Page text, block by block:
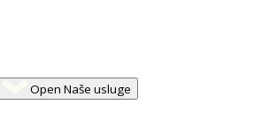
Open Naše usluge